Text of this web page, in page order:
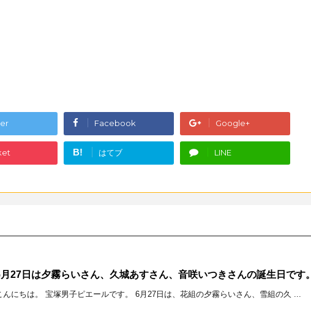
Facebook Google+
B! はてブ LINE
27日は夕霧らいさん、久城あすさん、音咲いつきさんの誕生日です。
んにちは。 宝塚男子ピエールです。 6月27日は、花組の夕霧らいさん、雪組の久 ...